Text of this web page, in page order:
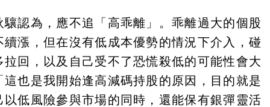
驤認為，應不追「高乖離」。乖離過大的個股
續漲，但在沒有低成本優勢的情況下介入，碰
拉回，以及自己受不了恐慌殺低的可能性會大
這也是我開始逢高減碼持股的原因，目的就是
以低風險參與市場的同時，還能保有銀彈靈活